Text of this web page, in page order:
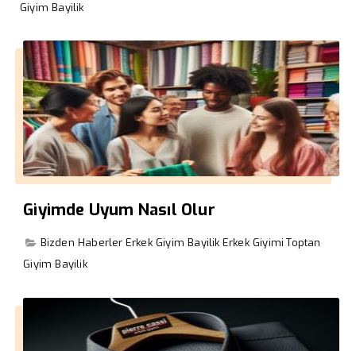
Giyim Bayilik
Giyimde Uyum Nasıl Olur
Bizden Haberler Erkek Giyim Bayilik Erkek Giyimi Toptan
Giyim Bayilik